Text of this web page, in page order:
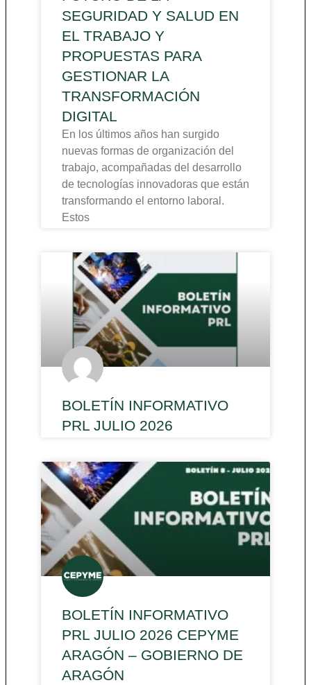
SEGURIDAD Y SALUD EN
EL TRABAJO Y
PROPUESTAS PARA
GESTIONAR LA
TRANSFORMACIÓN
DIGITAL
En los últimos años han surgido
nuevas formas de organización del
trabajo, acompañadas del desarrollo
de tecnologías innovadoras que están
transformando el entorno laboral.
Estos
BOLETÍN INFORMATIVO
PRL JULIO 2026
BOLETÍN INFORMATIVO
PRL JULIO 2026 CEPYME
ARAGÓN – GOBIERNO DE
ARAGÓN